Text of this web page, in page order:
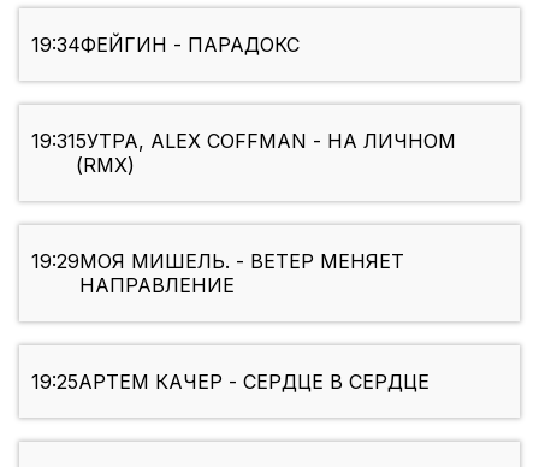
19:34ФЕЙГИН - ПАРАДОКС
19:315УТРА, ALEX COFFMAN - НА ЛИЧНОМ
(RMX)
19:29МОЯ МИШЕЛЬ. - ВЕТЕР МЕНЯЕТ
НАПРАВЛЕНИЕ
19:25АРТЕМ КАЧЕР - СЕРДЦЕ В СЕРДЦЕ